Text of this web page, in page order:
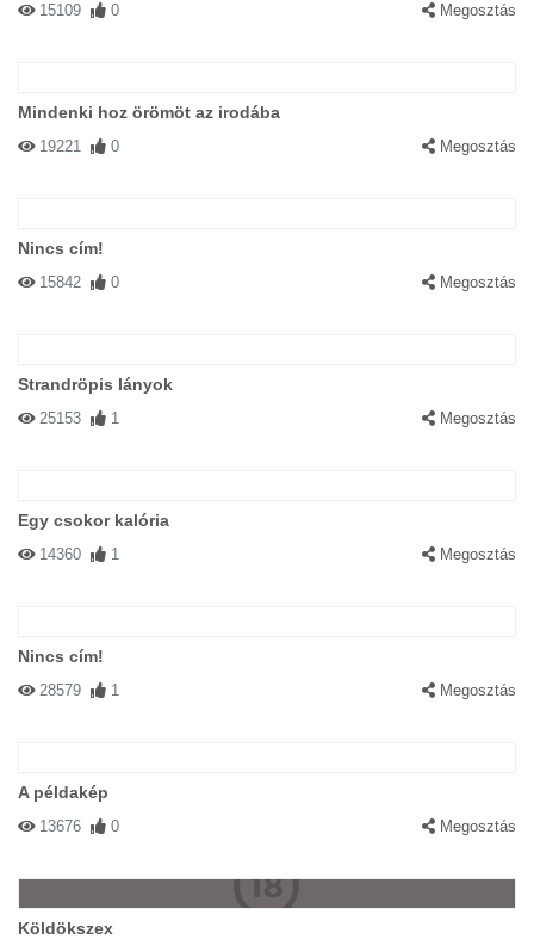
15109 0 Megosztás
Mindenki hoz örömöt az irodába
19221 0 Megosztás
Nincs cím!
15842 0 Megosztás
Strandröpis lányok
25153 1 Megosztás
Egy csokor kalória
14360 1 Megosztás
Nincs cím!
28579 1 Megosztás
A példakép
13676 0 Megosztás
Köldökszex